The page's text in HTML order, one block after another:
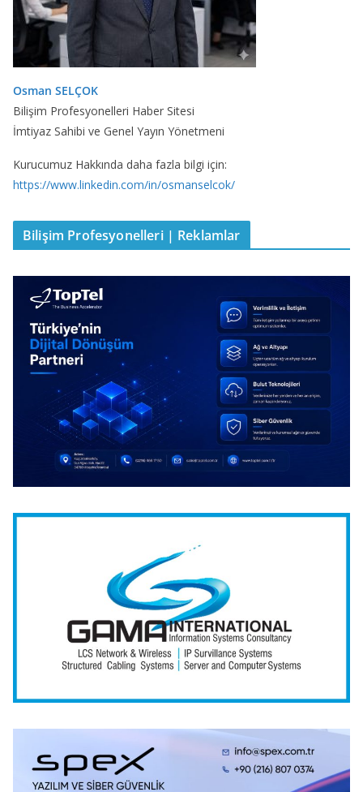
Osman SELÇOK
Bilişim Profesyonelleri Haber Sitesi
İmtiyaz Sahibi ve Genel Yayın Yönetmeni
Kurucumuz Hakkında daha fazla bilgi için:
https://www.linkedin.com/in/osmanselcok/
Bilişim Profesyonelleri | Reklamlar